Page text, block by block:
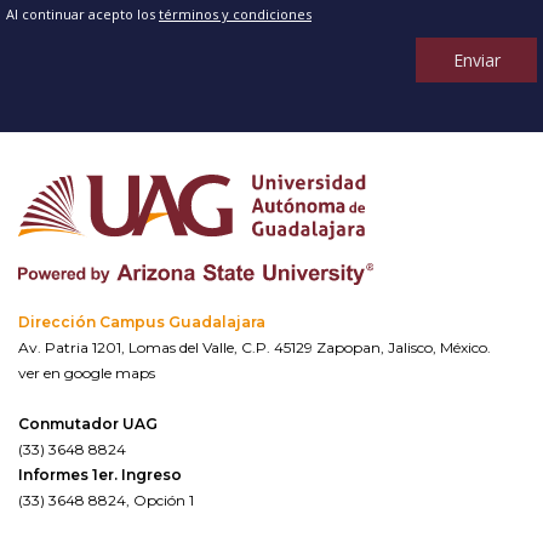
Al continuar acepto los términos y condiciones
Enviar
Dirección Campus Guadalajara
Av. Patria 1201, Lomas del Valle, C.P. 45129 Zapopan, Jalisco, México.
ver en google maps
Conmutador UAG
(33) 3648 8824
Informes 1er. Ingreso
(33) 3648 8824, Opción 1